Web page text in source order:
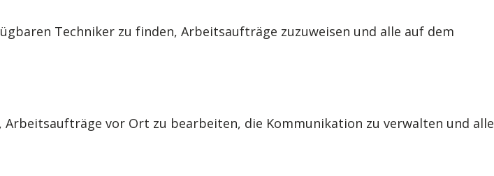
Techniker zu finden, Arbeitsaufträge zuzuweisen und alle auf dem
Arbeitsaufträge vor Ort zu bearbeiten, die Kommunikation zu verwalten und alle